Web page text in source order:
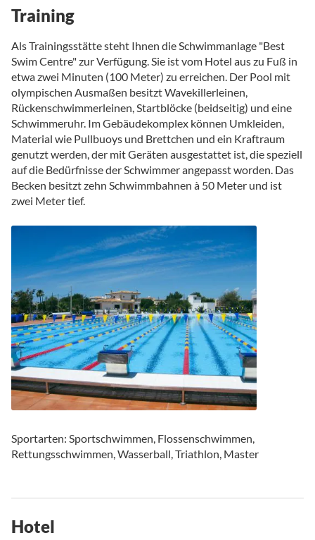
Training
Als Trainingsstätte steht Ihnen die Schwimmanlage "Best
Swim Centre" zur Verfügung. Sie ist vom Hotel aus zu Fuß in
etwa zwei Minuten (100 Meter) zu erreichen. Der Pool mit
olympischen Ausmaßen besitzt Wavekillerleinen,
Rückenschwimmerleinen, Startblöcke (beidseitig) und eine
Schwimmeruhr. Im Gebäudekomplex können Umkleiden,
Material wie Pullbuoys und Brettchen und ein Kraftraum
genutzt werden, der mit Geräten ausgestattet ist, die speziell
auf die Bedürfnisse der Schwimmer angepasst worden. Das
Becken besitzt zehn Schwimmbahnen à 50 Meter und ist
zwei Meter tief.
Sportarten: Sportschwimmen, Flossenschwimmen,
Rettungsschwimmen, Wasserball, Triathlon, Master
Hotel